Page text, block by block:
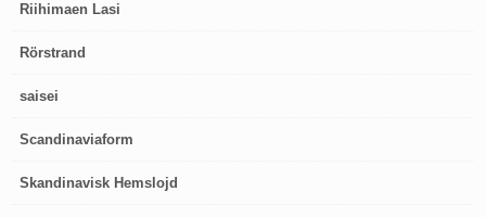
Riihimaen Lasi
Rörstrand
saisei
Scandinaviaform
Skandinavisk Hemslojd